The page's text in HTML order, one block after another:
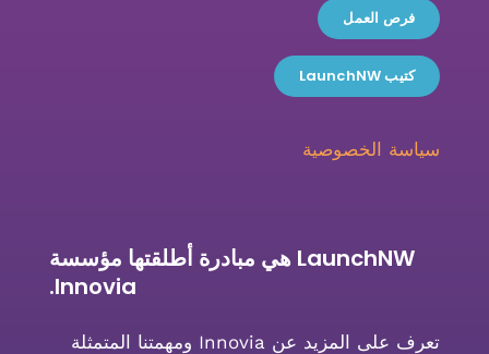
فرص العمل
كتيب LaunchNW
سياسة الخصوصية
LaunchNW هي مبادرة أطلقتها مؤسسة
Innovia.
تعرف على المزيد عن Innovia ومهمتنا المتمثلة